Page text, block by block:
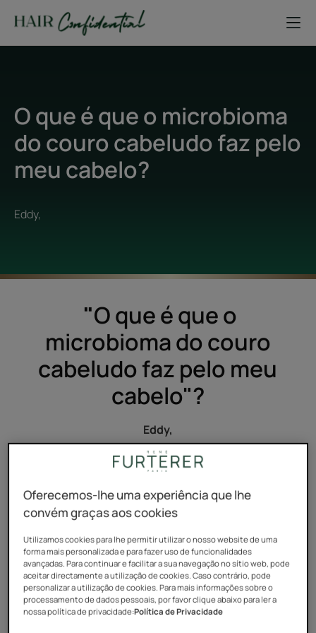
O que é que o microbioma
do couro cabeludo faz pelo
meu cabelo?
Eddy,
"O que é que o
microbioma do couro
cabeludo faz pelo meu
cabelo"?
Eddy,
36 anos
"Caro Eddy,
Obrigado por perguntar, estávamos ansiosos por falar
Oferecemos-lhe uma experiência que lhe
convém graças aos cookies
Utilizamos cookies para lhe permitir utilizar o nosso website de uma
forma mais personalizada e para fazer uso de funcionalidades
avançadas. Para continuar e facilitar a sua navegação no sítio web, pode
aceitar directamente a utilização de cookies. Caso contrário, pode
personalizar a utilização de cookies. Para mais informações sobre o
processamento de dados pessoais, por favor clique abaixo para ler a
nossa política de privacidade:Política de Privacidade